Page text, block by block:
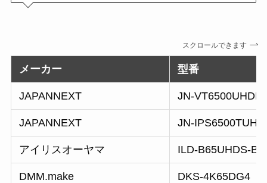
スクロールできます
メーカー 型番
JAPANNEXT JN-VT6500UHDR
JAPANNEXT JN-
アイリスオーヤマ ILD-B65UHDS-B
DMM.make DKS-4K65DG4